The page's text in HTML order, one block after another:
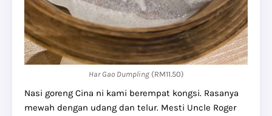
Har Gao Dumpling(RM11.50)
Nasi goreng Cina ni kami berempat kongsi. Rasanya
mewah dengan udang dan telur. Mesti Uncle Roger